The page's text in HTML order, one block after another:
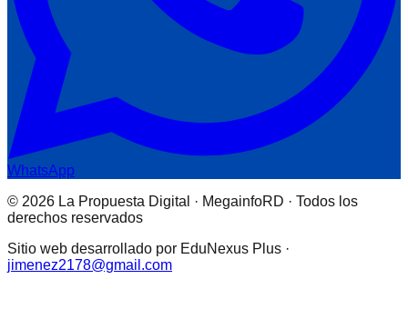
WhatsApp
© 2026 La Propuesta Digital · MegainfoRD · Todos los
derechos reservados
Sitio web desarrollado por EduNexus Plus ·
jimenez2178@gmail.com